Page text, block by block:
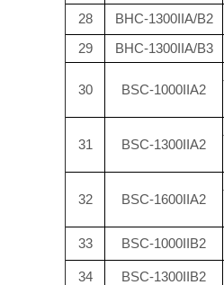
28
BHC-1300IIA/B2
29
BHC-1300IIA/B3
30 BSC-1000IIA2
31 BSC-1300IIA2
32 BSC-1600IIA2
33 BSC-1000IIB2
34 BSC-1300IIB2